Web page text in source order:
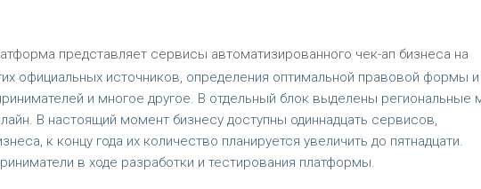
представляет сервисы автоматизированного чек-ап бизнеса на
официальных источников, определения оптимальной правовой формы и
и многое другое. В отдельный блок выделены региональные
В настоящий момент бизнесу доступны одиннадцать сервисов,
к концу года их количество планируется увеличить до пятнадцати.
в ходе разработки и тестирования платформы.